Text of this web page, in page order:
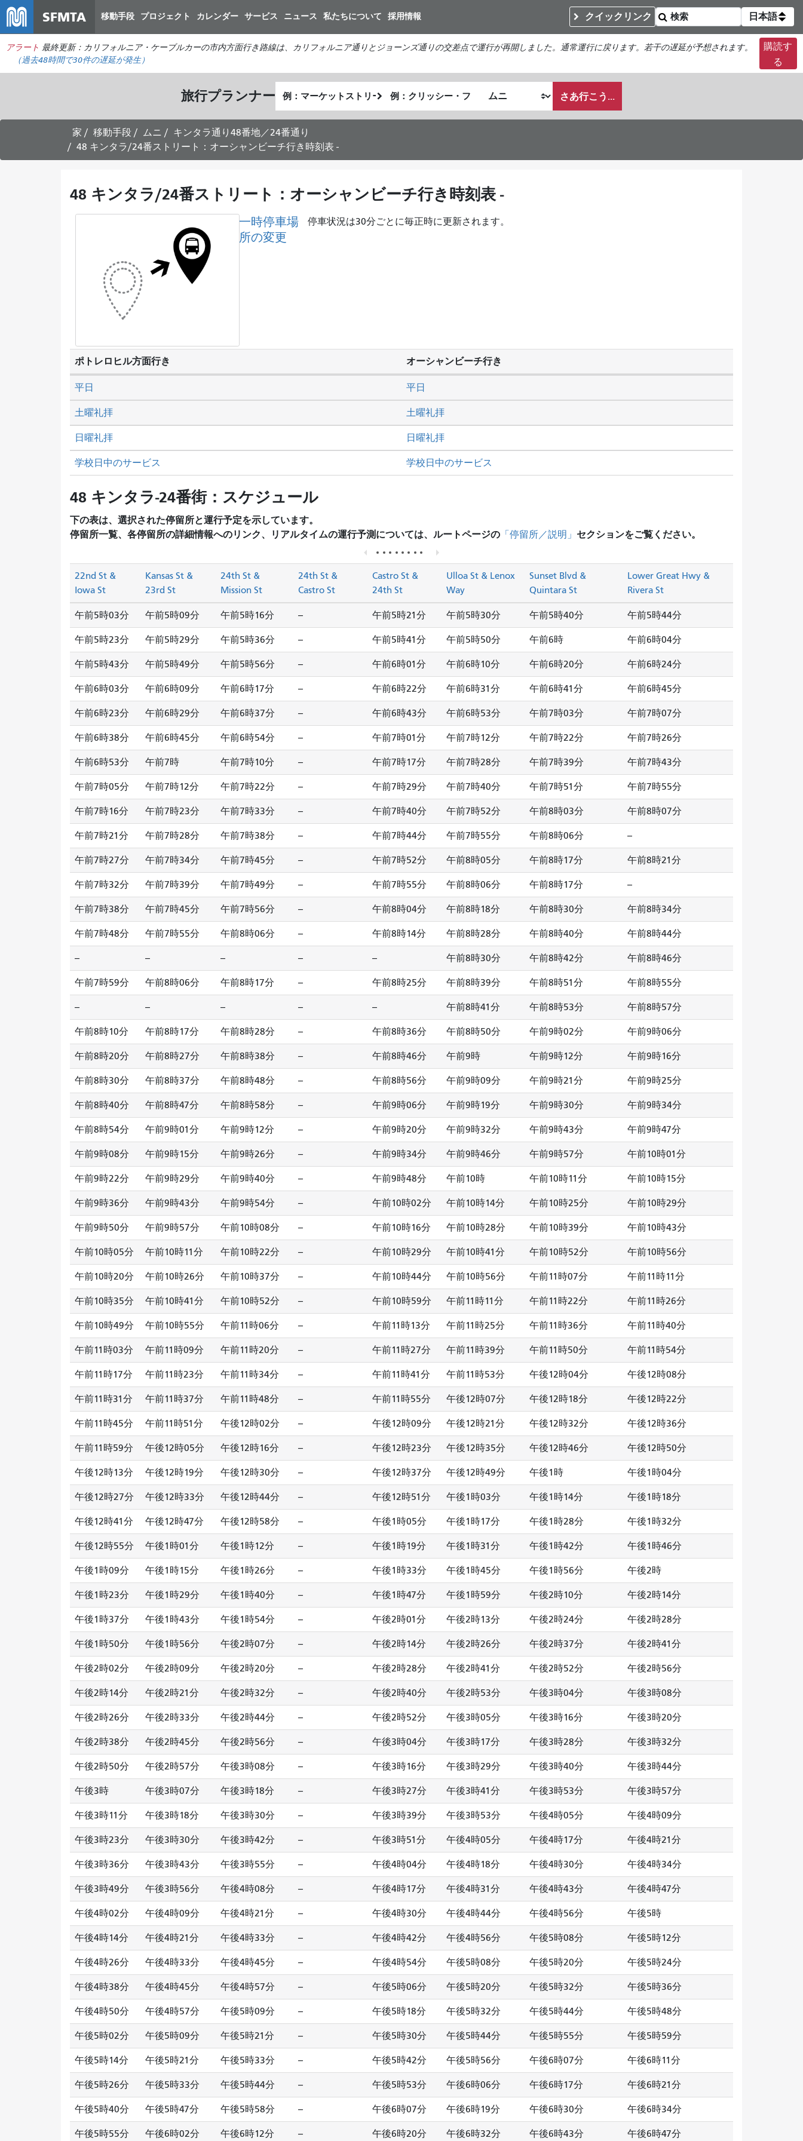
イ
ン
コ
テ
ン
ツ
に
SFMTA 移動手段 プロジェクト カレンダー サービス ニュース 私たちについて 採用情報 クイックリンク 日本語
アラート 最終更新：カリフォルニア・ケーブルカーの市内方面行き路線は、カリフォルニア通りとジョーンズ通りの交差点で運行が再開しました。通常運行に戻ります。若干の遅延が予想されます。
（過去48時間で30件の遅延が発生）
購読す
る
旅行プランナー 出
発
地
点
終
了
地
が
よ
に
し
さあ行こう...
家 移動手段 ムニ
キンタラ通り48番地／24番通り
48 キンタラ/24番ストリート：オーシャンビーチ行き時刻表 -
48 キンタラ/24番ストリート：オーシャンビーチ行き時刻表 -
一時停車場
所の変更
停車状況は30分ごとに毎正時に更新されます。
ポトレロヒル方面行き オーシャンビーチ行き
土曜礼拝 土曜礼拝
日曜礼拝 日曜礼拝
平日 平日
学校日中のサービス 学校日中のサービス
48 キンタラ-24番街：スケジュール
下の表は、選択された停留所と運行予定を示しています。
停留所一覧、各停留所の詳細情報へのリンク、リアルタイムの運行予測については、ルートページの 「停留所／説明」 セクションをご覧ください。
22nd St &
Iowa St
Kansas St &
23rd St
24th St &
Mission St
24th St &
Castro St
Castro St &
24th St
Ulloa St & Lenox
Way
Sunset Blvd &
Quintara St
Lower Great Hwy &
Rivera St
午前5時03分 午前5時09分 午前5時16分 -- 午前5時21分 午前5時30分 午前5時40分 午前5時44分
午前5時23分 午前5時29分 午前5時36分 -- 午前5時41分 午前5時50分 午前6時 午前6時04分
午前5時43分 午前5時49分 午前5時56分 -- 午前6時01分 午前6時10分 午前6時20分 午前6時24分
午前6時03分 午前6時09分 午前6時17分 -- 午前6時22分 午前6時31分 午前6時41分 午前6時45分
午前6時23分 午前6時29分 午前6時37分 -- 午前6時43分 午前6時53分 午前7時03分 午前7時07分
午前6時38分 午前6時45分 午前6時54分 -- 午前7時01分 午前7時12分 午前7時22分 午前7時26分
午前6時53分 午前7時 午前7時10分 -- 午前7時17分 午前7時28分 午前7時39分 午前7時43分
午前7時05分 午前7時12分 午前7時22分 -- 午前7時29分 午前7時40分 午前7時51分 午前7時55分
午前7時16分 午前7時23分 午前7時33分 -- 午前7時40分 午前7時52分 午前8時03分 午前8時07分
午前7時21分 午前7時28分 午前7時38分 -- 午前7時44分 午前7時55分 午前8時06分 --
午前7時27分 午前7時34分 午前7時45分 -- 午前7時52分 午前8時05分 午前8時17分 午前8時21分
午前7時32分 午前7時39分 午前7時49分 -- 午前7時55分 午前8時06分 午前8時17分 --
午前7時38分 午前7時45分 午前7時56分 -- 午前8時04分 午前8時18分 午前8時30分 午前8時34分
午前7時48分 午前7時55分 午前8時06分 -- 午前8時14分 午前8時28分 午前8時40分 午前8時44分
-- -- -- -- -- 午前8時30分 午前8時42分 午前8時46分
午前7時59分 午前8時06分 午前8時17分 -- 午前8時25分 午前8時39分 午前8時51分 午前8時55分
-- -- -- -- -- 午前8時41分 午前8時53分 午前8時57分
午前8時10分 午前8時17分 午前8時28分 -- 午前8時36分 午前8時50分 午前9時02分 午前9時06分
午前8時20分 午前8時27分 午前8時38分 -- 午前8時46分 午前9時 午前9時12分 午前9時16分
午前8時30分 午前8時37分 午前8時48分 -- 午前8時56分 午前9時09分 午前9時21分 午前9時25分
午前8時40分 午前8時47分 午前8時58分 -- 午前9時06分 午前9時19分 午前9時30分 午前9時34分
午前8時54分 午前9時01分 午前9時12分 -- 午前9時20分 午前9時32分 午前9時43分 午前9時47分
午前9時08分 午前9時15分 午前9時26分 -- 午前9時34分 午前9時46分 午前9時57分 午前10時01分
午前9時22分 午前9時29分 午前9時40分 -- 午前9時48分 午前10時 午前10時11分 午前10時15分
午前9時36分 午前9時43分 午前9時54分 -- 午前10時02分 午前10時14分 午前10時25分 午前10時29分
午前9時50分 午前9時57分 午前10時08分 -- 午前10時16分 午前10時28分 午前10時39分 午前10時43分
午前10時05分 午前10時11分 午前10時22分 -- 午前10時29分 午前10時41分 午前10時52分 午前10時56分
午前10時20分 午前10時26分 午前10時37分 -- 午前10時44分 午前10時56分 午前11時07分 午前11時11分
午前10時35分 午前10時41分 午前10時52分 -- 午前10時59分 午前11時11分 午前11時22分 午前11時26分
午前10時49分 午前10時55分 午前11時06分 -- 午前11時13分 午前11時25分 午前11時36分 午前11時40分
午前11時03分 午前11時09分 午前11時20分 -- 午前11時27分 午前11時39分 午前11時50分 午前11時54分
午前11時17分 午前11時23分 午前11時34分 -- 午前11時41分 午前11時53分 午後12時04分 午後12時08分
午前11時31分 午前11時37分 午前11時48分 -- 午前11時55分 午後12時07分 午後12時18分 午後12時22分
午前11時45分 午前11時51分 午後12時02分 -- 午後12時09分 午後12時21分 午後12時32分 午後12時36分
午前11時59分 午後12時05分 午後12時16分 -- 午後12時23分 午後12時35分 午後12時46分 午後12時50分
午後12時13分 午後12時19分 午後12時30分 -- 午後12時37分 午後12時49分 午後1時 午後1時04分
午後12時27分 午後12時33分 午後12時44分 -- 午後12時51分 午後1時03分 午後1時14分 午後1時18分
午後12時41分 午後12時47分 午後12時58分 -- 午後1時05分 午後1時17分 午後1時28分 午後1時32分
午後12時55分 午後1時01分 午後1時12分 -- 午後1時19分 午後1時31分 午後1時42分 午後1時46分
午後1時09分 午後1時15分 午後1時26分 -- 午後1時33分 午後1時45分 午後1時56分 午後2時
午後1時23分 午後1時29分 午後1時40分 -- 午後1時47分 午後1時59分 午後2時10分 午後2時14分
午後1時37分 午後1時43分 午後1時54分 -- 午後2時01分 午後2時13分 午後2時24分 午後2時28分
午後1時50分 午後1時56分 午後2時07分 -- 午後2時14分 午後2時26分 午後2時37分 午後2時41分
午後2時02分 午後2時09分 午後2時20分 -- 午後2時28分 午後2時41分 午後2時52分 午後2時56分
午後2時14分 午後2時21分 午後2時32分 -- 午後2時40分 午後2時53分 午後3時04分 午後3時08分
午後2時26分 午後2時33分 午後2時44分 -- 午後2時52分 午後3時05分 午後3時16分 午後3時20分
午後2時38分 午後2時45分 午後2時56分 -- 午後3時04分 午後3時17分 午後3時28分 午後3時32分
午後2時50分 午後2時57分 午後3時08分 -- 午後3時16分 午後3時29分 午後3時40分 午後3時44分
午後3時 午後3時07分 午後3時18分 -- 午後3時27分 午後3時41分 午後3時53分 午後3時57分
午後3時11分 午後3時18分 午後3時30分 -- 午後3時39分 午後3時53分 午後4時05分 午後4時09分
午後3時23分 午後3時30分 午後3時42分 -- 午後3時51分 午後4時05分 午後4時17分 午後4時21分
午後3時36分 午後3時43分 午後3時55分 -- 午後4時04分 午後4時18分 午後4時30分 午後4時34分
午後3時49分 午後3時56分 午後4時08分 -- 午後4時17分 午後4時31分 午後4時43分 午後4時47分
午後4時02分 午後4時09分 午後4時21分 -- 午後4時30分 午後4時44分 午後4時56分 午後5時
午後4時14分 午後4時21分 午後4時33分 -- 午後4時42分 午後4時56分 午後5時08分 午後5時12分
午後4時26分 午後4時33分 午後4時45分 -- 午後4時54分 午後5時08分 午後5時20分 午後5時24分
午後4時38分 午後4時45分 午後4時57分 -- 午後5時06分 午後5時20分 午後5時32分 午後5時36分
午後4時50分 午後4時57分 午後5時09分 -- 午後5時18分 午後5時32分 午後5時44分 午後5時48分
午後5時02分 午後5時09分 午後5時21分 -- 午後5時30分 午後5時44分 午後5時55分 午後5時59分
午後5時14分 午後5時21分 午後5時33分 -- 午後5時42分 午後5時56分 午後6時07分 午後6時11分
午後5時26分 午後5時33分 午後5時44分 -- 午後5時53分 午後6時06分 午後6時17分 午後6時21分
午後5時40分 午後5時47分 午後5時58分 -- 午後6時07分 午後6時19分 午後6時30分 午後6時34分
午後5時55分 午後6時02分 午後6時12分 -- 午後6時20分 午後6時32分 午後6時43分 午後6時47分